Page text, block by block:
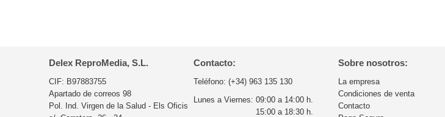
Delex ReproMedia, S.L.
CIF: B97883755
Apartado de correos 98
Pol. Ind. Virgen de la Salud - Els Oficis
Contacto:
Teléfono: (+34) 963 135 130
Lunes a Viernes: 09:00 a 14:00 h.
15:00 a 18:30 h.
Sobre nosotros:
La empresa
Condiciones de venta
Contacto